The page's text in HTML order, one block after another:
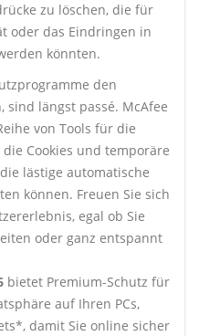
zu löschen, die für
oder das Eindringen in
könnten.
den
sind längst passé. McAfee
von Tools für die
Cookies und temporäre
lästige automatische
können. Freuen Sie sich
egal ob Sie
oder ganz entspannt
bietet Premium-Schutz für
auf Ihren PCs,
damit Sie online sicher